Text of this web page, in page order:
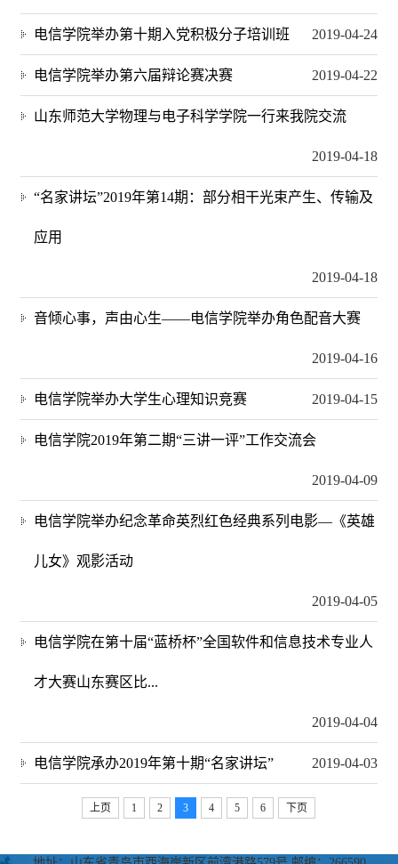
电信学院举办第十期入党积极分子培训班 2019-04-24
电信学院举办第六届辩论赛决赛 2019-04-22
山东师范大学物理与电子科学学院一行来我院交流
2019-04-18
“名家讲坛”2019年第14期：部分相干光束产生、传输及
应用
2019-04-18
音倾心事，声由心生——电信学院举办角色配音大赛
2019-04-16
电信学院举办大学生心理知识竞赛 2019-04-15
电信学院2019年第二期“三讲一评”工作交流会
2019-04-09
电信学院举办纪念革命英烈红色经典系列电影—《英雄
儿女》观影活动
2019-04-05
电信学院在第十届“蓝桥杯”全国软件和信息技术专业人
才大赛山东赛区比...
2019-04-04
电信学院承办2019年第十期“名家讲坛” 2019-04-03
上页 1 2 3 4 5 6 下页